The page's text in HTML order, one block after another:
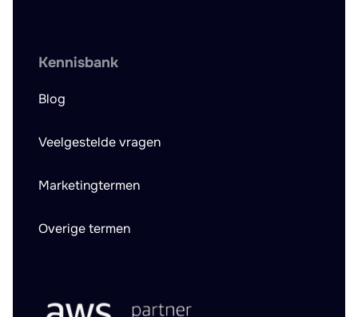
Kennisbank
Blog
Veelgestelde vragen
Marketingtermen
Overige termen